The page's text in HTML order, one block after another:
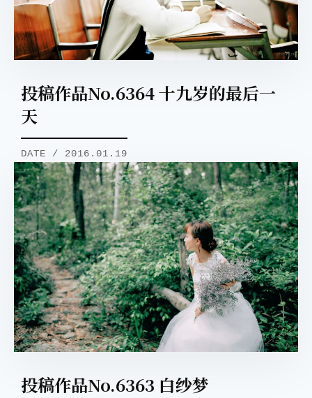
投稿作品No.6364 十九岁的最后一
天
DATE / 2016.01.19
投稿作品No.6363 白纱梦
取消 搜索